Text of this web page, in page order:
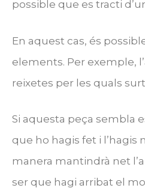
possible que es tracti
En aquest cas, és
elements. Per exemple,
reixetes per les quals
Si aquesta peça sembla
que ho hagis fet i l’hagis
manera mantindrà net
ser que hagi arribat el